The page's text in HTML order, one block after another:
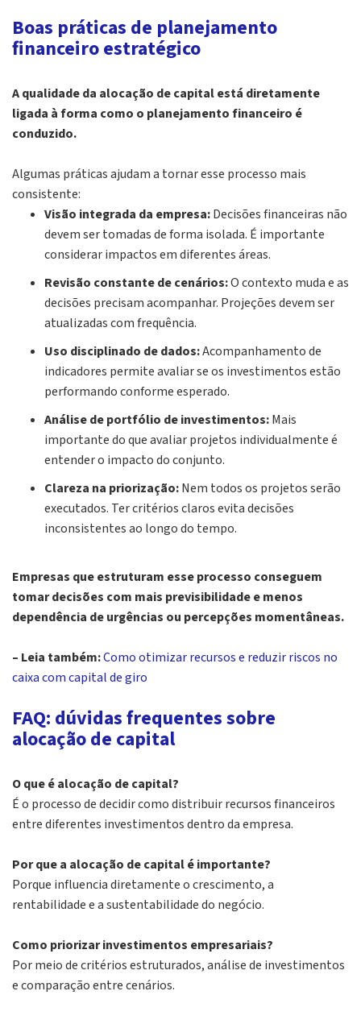
Boas práticas de planejamento
financeiro estratégico
A qualidade da alocação de capital está diretamente
ligada à forma como o planejamento financeiro é
conduzido.
Algumas práticas ajudam a tornar esse processo mais
consistente:
Visão integrada da empresa:Decisões financeiras não
devem ser tomadas de forma isolada. É importante
considerar impactos em diferentes áreas.
Revisão constante de cenários:O contexto muda e as
decisões precisam acompanhar. Projeções devem ser
atualizadas com frequência.
Uso disciplinado de dados:Acompanhamento de
indicadores permite avaliar se os investimentos estão
performando conforme esperado.
Análise de portfólio de investimentos:Mais
importante do que avaliar projetos individualmente é
entender o impacto do conjunto.
Clareza na priorização:Nem todos os projetos serão
executados. Ter critérios claros evita decisões
inconsistentes ao longo do tempo.
Empresas que estruturam esse processo conseguem
tomar decisões com mais previsibilidade e menos
dependência de urgências ou percepções momentâneas.
– Leia também:Como otimizar recursos e reduzir riscos no
caixa com capital de giro
FAQ: dúvidas frequentes sobre
alocação de capital
O que é alocação de capital?
É o processo de decidir como distribuir recursos financeiros
entre diferentes investimentos dentro da empresa.
Por que a alocação de capital é importante?
Porque influencia diretamente o crescimento, a
rentabilidade e a sustentabilidade do negócio.
Como priorizar investimentos empresariais?
Por meio de critérios estruturados, análise de investimentos
e comparação entre cenários.